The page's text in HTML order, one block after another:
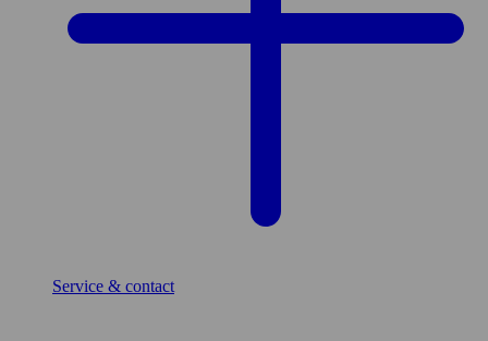
Service & contact